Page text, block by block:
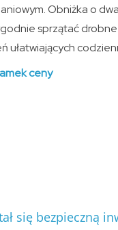
Obniżka o
sprzątać
ułatwiających
ceny
się bezpieczną